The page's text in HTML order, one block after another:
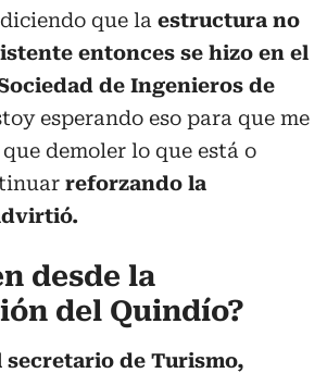
que la estructura no
entonces se hizo en el
de Ingenieros de
esperando eso para que me
demoler lo que está o
reforzando la
desde la
del Quindío?
secretario de Turismo,